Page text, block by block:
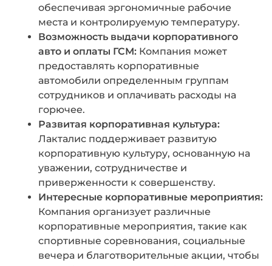
обеспечивая эргономичные рабочие
места и контролируемую температуру.
Возможность выдачи корпоративного
авто и оплаты ГСМ: Компания может
предоставлять корпоративные
автомобили определенным группам
сотрудников и оплачивать расходы на
горючее.
Развитая корпоративная культура:
Лакталис поддерживает развитую
корпоративную культуру, основанную на
уважении, сотрудничестве и
приверженности к совершенству.
Интересные корпоративные мероприятия:
Компания организует различные
корпоративные мероприятия, такие как
спортивные соревнования, социальные
вечера и благотворительные акции, чтобы